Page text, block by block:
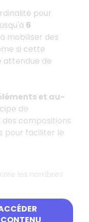
pour
6
mobiliser des
si cette
attendue de
et au-
de
compositions
pour faciliter le
les nombres
les nombres2,
simples.